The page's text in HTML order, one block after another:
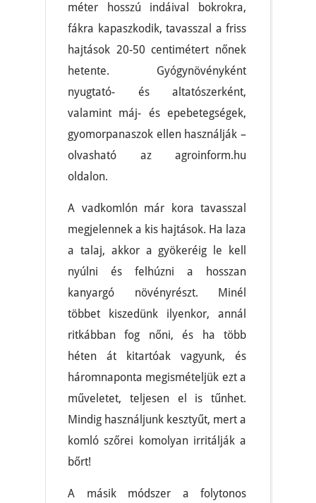
méter hosszú indáival bokrokra,
fákra kapaszkodik, tavasszal a friss
hajtások 20-50 centimétert nőnek
hetente. Gyógynövényként
nyugtató- és altatószerként,
valamint máj- és epebetegségek,
gyomorpanaszok ellen használják –
olvasható az agroinform.hu
oldalon.
A vadkomlón már kora tavasszal
megjelennek a kis hajtások. Ha laza
a talaj, akkor a gyökeréig le kell
nyúlni és felhúzni a hosszan
kanyargó növényrészt. Minél
többet kiszedünk ilyenkor, annál
ritkábban fog nőni, és ha több
héten át kitartóak vagyunk, és
háromnaponta megismételjük ezt a
műveletet, teljesen el is tűnhet.
Mindig használjunk kesztyűt, mert a
komló szőrei komolyan irritálják a
bőrt!
A másik módszer a folytonos